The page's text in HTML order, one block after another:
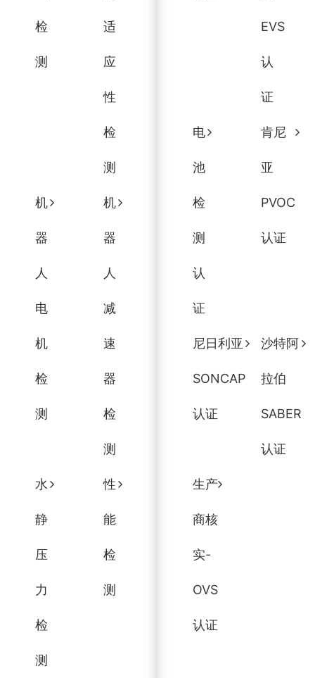
检
测
适
应
性
检
测
机
器
人
电
机
检
测
机
器
人
减
速
器
检
测
水
静
压
力
检
测
性
能
检
测
EVS
认
证
电
池
检
测
认
证
肯尼
亚
PVOC
认证
尼日利亚
SONCAP
认证
沙特阿
拉伯
SABER
认证
生产
商核
实-
OVS
认证